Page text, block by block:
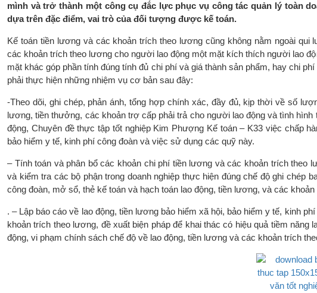
mình và trở thành một công cụ đắc lực phục vụ công tác quản lý toàn
dựa trên đặc điểm, vai trò của đối tượng được kế toán.
Kế toán tiền lương và các khoản trích theo lương cũng không nằm ngoài qui
các khoản trích theo lương cho người lao động một mặt kích thích người lao
mặt khác góp phần tính đúng tính đủ chi phí và giá thành sản phẩm, hay chi
phải thực hiện những nhiệm vụ cơ bản sau đây:
-Theo dõi, ghi chép, phản ánh, tổng hợp chính xác, đầy đủ, kịp thời về số
lương, tiền thưởng, các khoản trợ cấp phải trả cho người lao động và tình
động, Chuyên đề thực tập tốt nghiệp Kim Phượng Kế toán – K33 việc chấp
bảo hiểm y tế, kinh phí công đoàn và việc sử dụng các quỹ này.
– Tính toán và phân bổ các khoản chi phí tiền lương và các khoản trích
và kiểm tra các bộ phận trong doanh nghiệp thực hiện đúng chế độ ghi chép
công đoàn, mở sổ, thẻ kế toán và hạch toán lao động, tiền lương, và các
. – Lập báo cáo về lao động, tiền lương bảo hiểm xã hội, bảo hiểm y tế, kinh
khoản trích theo lương, đề xuất biện pháp để khai thác có hiệu quả tiềm
động, vi phạm chính sách chế độ về lao động, tiền lương và các khoản trích